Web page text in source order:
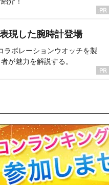
現した腕時計登場
ラボレーションウオッチを製
が魅力を解説する。